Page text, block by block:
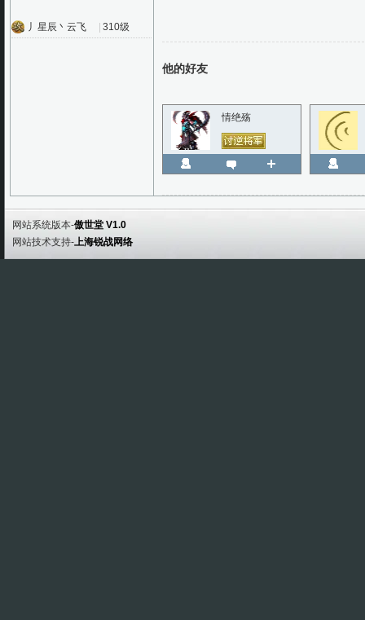
丿星辰丶云飞 310级
他的好友
情绝殇
网站系统版本-傲世堂 V1.0
网站技术支持-上海锐战网络